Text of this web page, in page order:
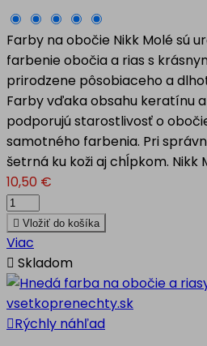
Farby na obočie Nikk Molé sú
farbenie obočia a rias s
prirodzene pôsobiaceho a
Farby vďaka obsahu keratínu
podporujú starostlivosť o
samotného farbenia. Pri
šetrná ku koži aj chĺpkom. Nikk
10,50 €
 Vložiť do košíka
Viac
 Skladom
Rýchly náhľad